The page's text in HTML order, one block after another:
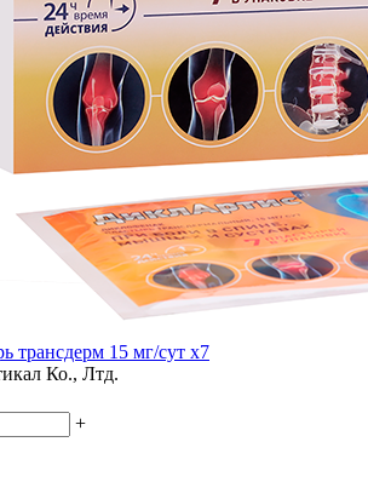
трансдерм 15 мг/сут x7
Ко., Лтд.
+